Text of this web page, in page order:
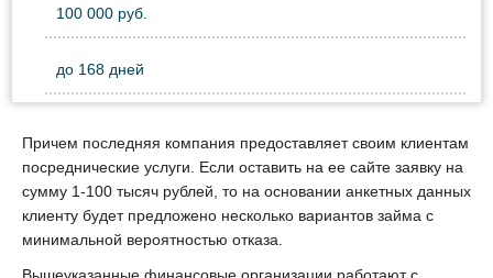
100 000 руб.
до 168 дней
Причем последняя компания предоставляет своим клиентам
посреднические услуги. Если оставить на ее сайте заявку на
сумму 1-100 тысяч рублей, то на основании анкетных данных
клиенту будет предложено несколько вариантов займа с
минимальной вероятностью отказа.